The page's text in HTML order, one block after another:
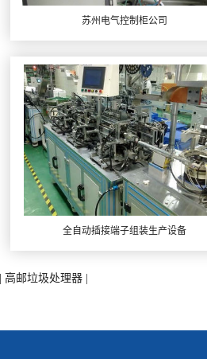
苏州电气控制柜公司
全自动插接端子组装生产设备
高邮垃圾处理器 |